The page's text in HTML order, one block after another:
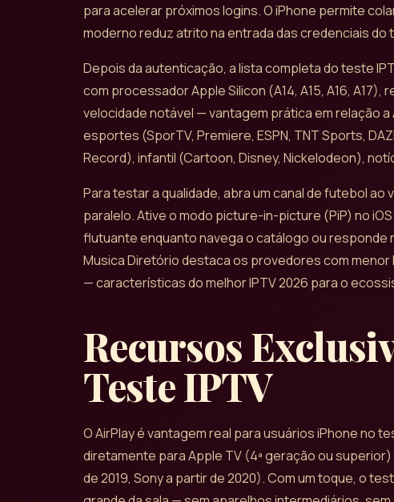
para acelerar próximos logins. O iPhone permite
moderno reduz atrito na entrada das credenciais do
Depois da autenticação, a lista completa do teste
com processador Apple Silicon (A14, A15, A16,
velocidade notável — vantagem prática em relação
esportes (SporTV, Premiere, ESPN, TNT Sports,
Record), infantil (Cartoon, Disney, Nickelodeon),
Para testar a qualidade, abra um canal de futebol ao
paralelo. Ative o modo picture-in-picture (PiP) no
flutuante enquanto navega o catálogo ou responde
Musica Diretório destaca os provedores com
— características do melhor IPTV 2026 para o
Recursos
Teste IPTV
O AirPlay é vantagem real para usuários iPhone no
diretamente para Apple TV (4ª geração ou
de 2019, Sony a partir de 2020). Com um toque, o